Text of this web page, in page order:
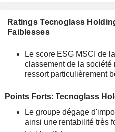
Ratings Tecnoglass
Faiblesses
Le score ESG MSCI de
classement de la société
ressort particulièrement
Points Forts: Tecnoglass
Le groupe dégage
ainsi une rentabilité très